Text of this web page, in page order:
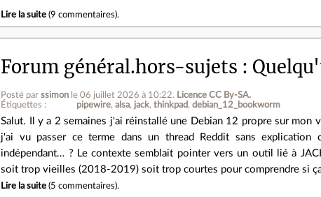
Lire la suite (9 commentaires).
Forum général.hors-sujets
Posté parssimon le 06 juillet 2026 à 10:22. Licence CC By‑SA.
Étiquettes :
pipewire alsa jack thinkpad debian_12_bookworm
Salut. Il y a 2 semaines j'ai réinstallé une Debian 12 propre sur mon
j'ai vu passer ce terme dans un thread Reddit sans explication
indépendant… ? Le contexte semblait pointer vers un outil lié à
soit trop vieilles (2018-2019) soit trop courtes pour comprendre si
Lire la suite (5 commentaires).